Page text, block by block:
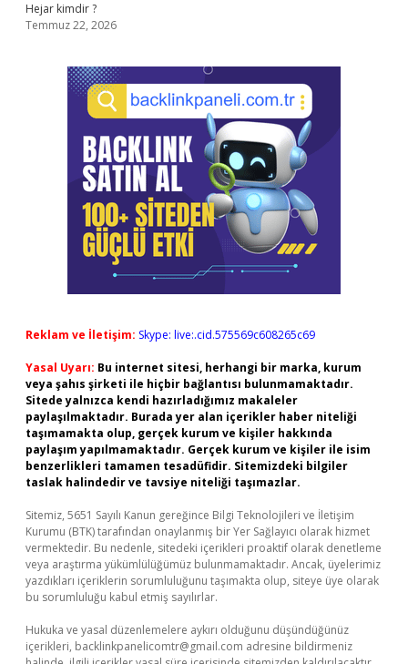
Hejar kimdir ?
Temmuz 22, 2026
Reklam ve İletişim: Skype: live:.cid.575569c608265c69
Yasal Uyarı: Bu internet sitesi, herhangi bir marka, kurum
veya şahıs şirketi ile hiçbir bağlantısı bulunmamaktadır.
Sitede yalnızca kendi hazırladığımız makaleler
paylaşılmaktadır. Burada yer alan içerikler haber niteliği
taşımamakta olup, gerçek kurum ve kişiler hakkında
paylaşım yapılmamaktadır. Gerçek kurum ve kişiler ile isim
benzerlikleri tamamen tesadüfidir. Sitemizdeki bilgiler
taslak halindedir ve tavsiye niteliği taşımazlar.
Sitemiz, 5651 Sayılı Kanun gereğince Bilgi Teknolojileri ve İletişim
Kurumu (BTK) tarafından onaylanmış bir Yer Sağlayıcı olarak hizmet
vermektedir. Bu nedenle, sitedeki içerikleri proaktif olarak denetleme
veya araştırma yükümlülüğümüz bulunmamaktadır. Ancak, üyelerimiz
yazdıkları içeriklerin sorumluluğunu taşımakta olup, siteye üye olarak
bu sorumluluğu kabul etmiş sayılırlar.
Hukuka ve yasal düzenlemelere aykırı olduğunu düşündüğünüz
içerikleri, backlinkpanelicomtr@gmail.com adresine bildirmeniz